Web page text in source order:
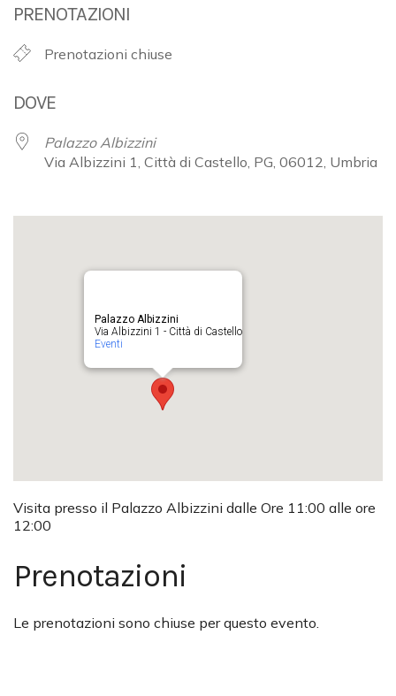
PRENOTAZIONI
Prenotazioni chiuse
DOVE
Palazzo Albizzini
Via Albizzini 1, Città di Castello, PG, 06012, Umbria
Palazzo Albizzini
Via Albizzini 1 - Città di Castello
Eventi
Visita presso il Palazzo Albizzini dalle Ore 11:00 alle ore
12:00
Prenotazioni
Le prenotazioni sono chiuse per questo evento.